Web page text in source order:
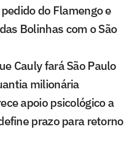
do Flamengo e
Bolinhas com o São
Cauly fará São Paulo
milionária
apoio psicológico a
prazo para retorno